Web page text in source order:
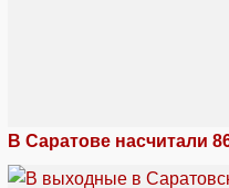
В Саратове насчитали